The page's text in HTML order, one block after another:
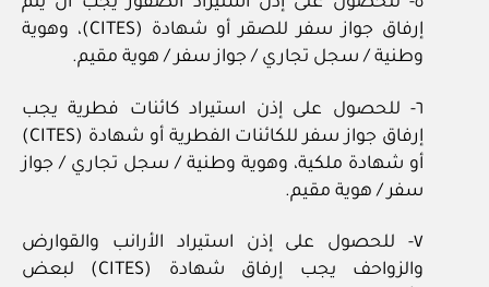
إرفاق جواز سفر للصقر أو شهادة (CITES)، وهوية
وطنية / سجل تجاري / جواز سفر / هوية مقيم.
٦- للحصول على إذن استيراد كائنات فطرية يجب
إرفاق جواز سفر للكائنات الفطرية أو شهادة (CITES)
أو شهادة ملكية، وهوية وطنية / سجل تجاري / جواز
سفر / هوية مقيم.
٧- للحصول على إذن استيراد الأرانب والقوارض
والزواحف يجب إرفاق شهادة (CITES) لبعض